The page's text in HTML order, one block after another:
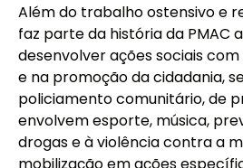
Além do trabalho ostensivo e
faz parte da história da PMAC
desenvolver ações sociais
e na promoção da cidadania,
policiamento comunitário, de
envolvem esporte, música,
drogas e à violência contra a
mobilização em ações